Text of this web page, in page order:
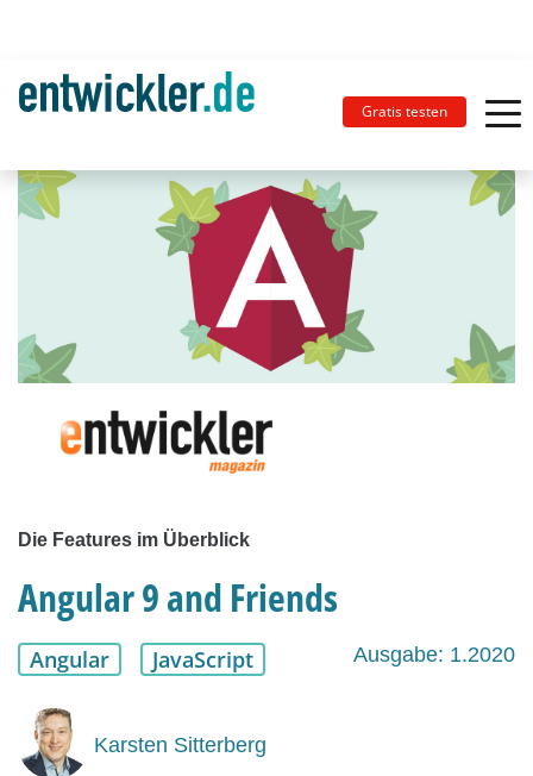
Gratis testen
Die Features im Überblick
Angular 9 and Friends
Angular JavaScript Ausgabe: 1.2020
Karsten Sitterberg